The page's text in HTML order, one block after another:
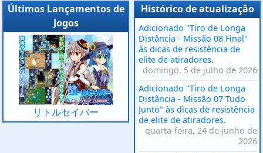
Últimos Lançamentos de
Jogos
リトルセイバー
Histórico de atualização
Adicionado "Tiro de Longa
Distância - Missão 08 Final"
às dicas de resistência de
elite de atiradores.
domingo, 5 de julho de 2026
Adicionado "Tiro de Longa
Distância - Missão 07 Tudo
Junto" às dicas de resistência
de elite de atiradores.
quarta-feira, 24 de junho de
2026